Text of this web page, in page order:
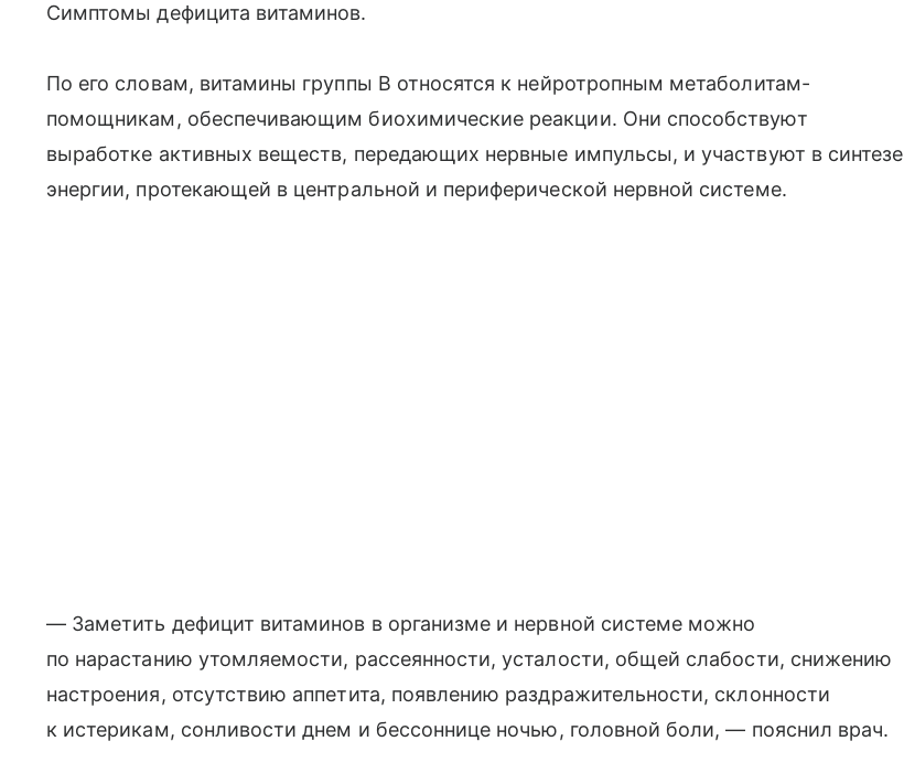
Симптомы дефицита витаминов.
По его словам, витамины группы В относятся к нейротропным метаболитам-
помощникам, обеспечивающим биохимические реакции. Они способствуют
выработке активных веществ, передающих нервные импульсы, и участвуют в синтезе
энергии, протекающей в центральной и периферической нервной системе.
— Заметить дефицит витаминов в организме и нервной системе можно
по нарастанию утомляемости, рассеянности, усталости, общей слабости, снижению
настроения, отсутствию аппетита, появлению раздражительности, склонности
к истерикам, сонливости днем и бессоннице ночью, головной боли, — пояснил врач.